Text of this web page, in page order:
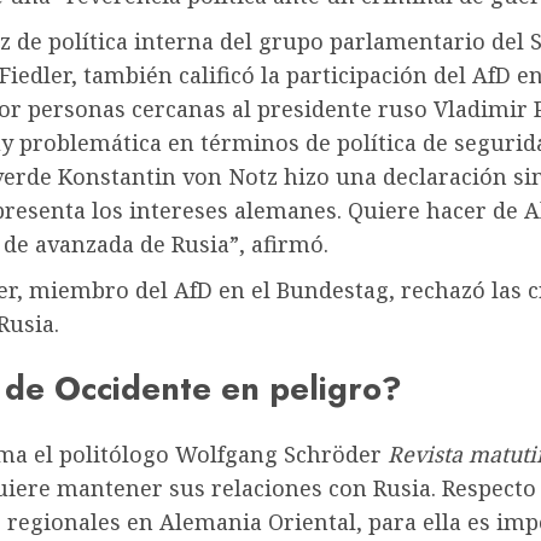
de política interna del grupo parlamentario del
también calificó la participación del AfD
personas cercanas al presidente ruso Vladimir
problemática en términos de política de
Konstantin von Notz hizo una declaración
los intereses alemanes. Quiere hacer de
avanzada de Rusia”, afirmó.
miembro del AfD en el Bundestag, rechazó las
de Occidente en peligro?
el politólogo Wolfgang Schröder Revista
mantener sus relaciones con Rusia. Respecto
regionales en Alemania Oriental, para ella es